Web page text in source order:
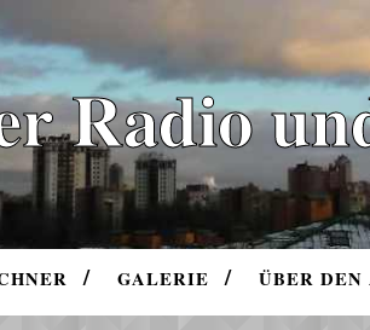
Radio
GALERIE ÜBER DEN